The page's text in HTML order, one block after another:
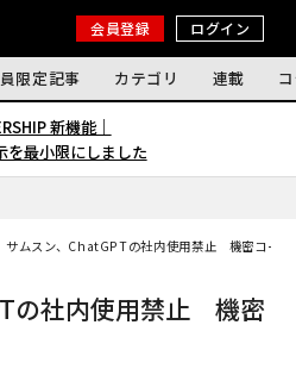
会員登録 ログイン
限定記事 カテゴリ 連載
新機能｜
を最小限にしました
サムスン、ChatGPTの社内使用禁止 機密コード
の社内使用禁止 機密